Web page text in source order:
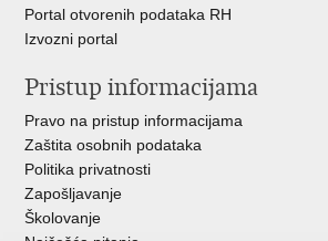
Portal otvorenih podataka RH
Izvozni portal
Pristup informacijama
Pravo na pristup informacijama
Zaštita osobnih podataka
Politika privatnosti
Zapošljavanje
Školovanje